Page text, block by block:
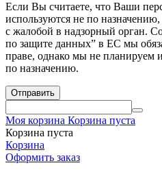
Если Вы считаете, что Ваши
используются не по
с жалобой в надзорный орган.
по защите данных” в ЕС мы
праве, однако мы не планируем
по назначению.
Отправить
Моя корзина Корзина пуста
Корзина пуста
Корзина
Оформить заказ